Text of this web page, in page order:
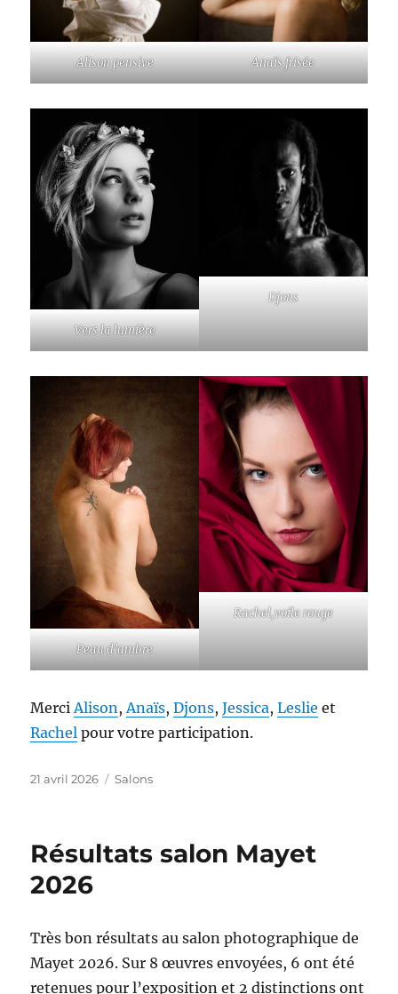
Alison pensive Anaïs frisée
Vers la lumière
Djons
Peau d’ambre
Rachel,voile rouge
MerciAlison,Anaïs,Djons,Jessica,Leslie et
Rachel pour votre participation.
Publié
21 avril 2026 Catégories
Salons
Résultats salon Mayet
2026
Très bon résultats au salon photographique de
Mayet 2026. Sur 8 œuvres envoyées, 6 ont été
retenues pour l’exposition et 2 distinctions ont